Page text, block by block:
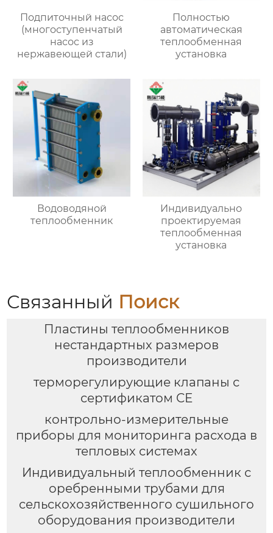
Подпиточный насос
(многоступенчатый
насос из
нержавеющей стали)
Полностью
автоматическая
теплообменная
установка
Водоводяной
теплообменник
Индивидуально
проектируемая
теплообменная
установка
Связанный Поиск
Пластины теплообменников
нестандартных размеров
производители
терморегулирующие клапаны с
сертификатом CE
контрольно-измерительные
приборы для мониторинга расхода в
тепловых системах
Индивидуальный теплообменник с
оребренными трубами для
сельскохозяйственного сушильного
оборудования производители